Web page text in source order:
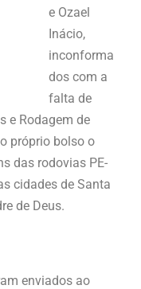
e Ozael
Inácio,
inconforma
dos com a
falta de
e Rodagem de
próprio bolso o
das rodovias PE-
cidades de Santa
de Deus.
enviados ao